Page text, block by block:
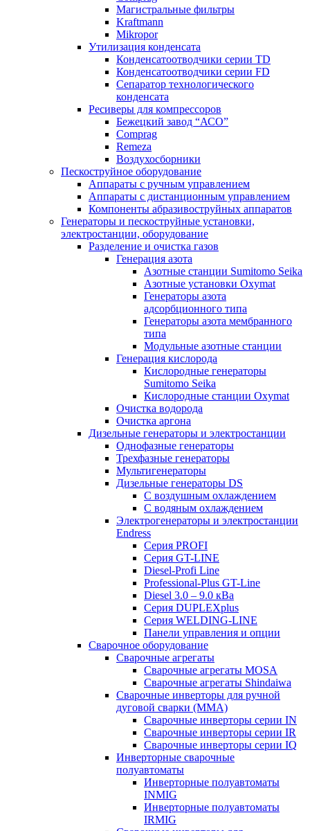
Магистральные фильтры
Kraftmann
Mikropor
Утилизация конденсата
Конденсатоотводчики серии TD
Конденсатоотводчики серии FD
Сепаратор технологического
конденсата
Ресиверы для компрессоров
Бежецкий завод “АСО”
Comprag
Remeza
Воздухосборники
Пескоструйное оборудование
Аппараты с ручным управлением
Аппараты с дистанционным управлением
Компоненты абразивоструйных аппаратов
Генераторы и пескоструйные установки,
электростанции, оборудование
Разделение и очистка газов
Генерация азота
Азотные станции Sumitomo Seika
Азотные установки Oxymat
Генераторы азота
адсорбционного типа
Генераторы азота мембранного
типа
Модульные азотные станции
Генерация кислорода
Кислородные генераторы
Sumitomo Seika
Кислородные станции Oxymat
Очистка водорода
Очистка аргона
Дизельные генераторы и электростанции
Однофазные генераторы
Трехфазные генераторы
Мультигенераторы
Дизельные генераторы DS
С воздушным охлаждением
С водяным охлаждением
Электрогенераторы и электростанции
Endress
Серия PROFI
Серия GT-LINE
Diesel-Profi Line
Professional-Plus GT-Line
Diesel 3.0 – 9.0 кВа
Серия DUPLEXplus
Серия WELDING-LINE
Панели управления и опции
Сварочное оборудование
Сварочные агрегаты
Сварочные агрегаты MOSA
Сварочные агрегаты Shindaiwa
Сварочные инверторы для ручной
дуговой сварки (MMA)
Сварочные инверторы серии IN
Сварочные инверторы серии IR
Сварочные инверторы серии IQ
Инверторные сварочные
полуавтоматы
Инверторные полуавтоматы
INMIG
Инверторные полуавтоматы
IRMIG